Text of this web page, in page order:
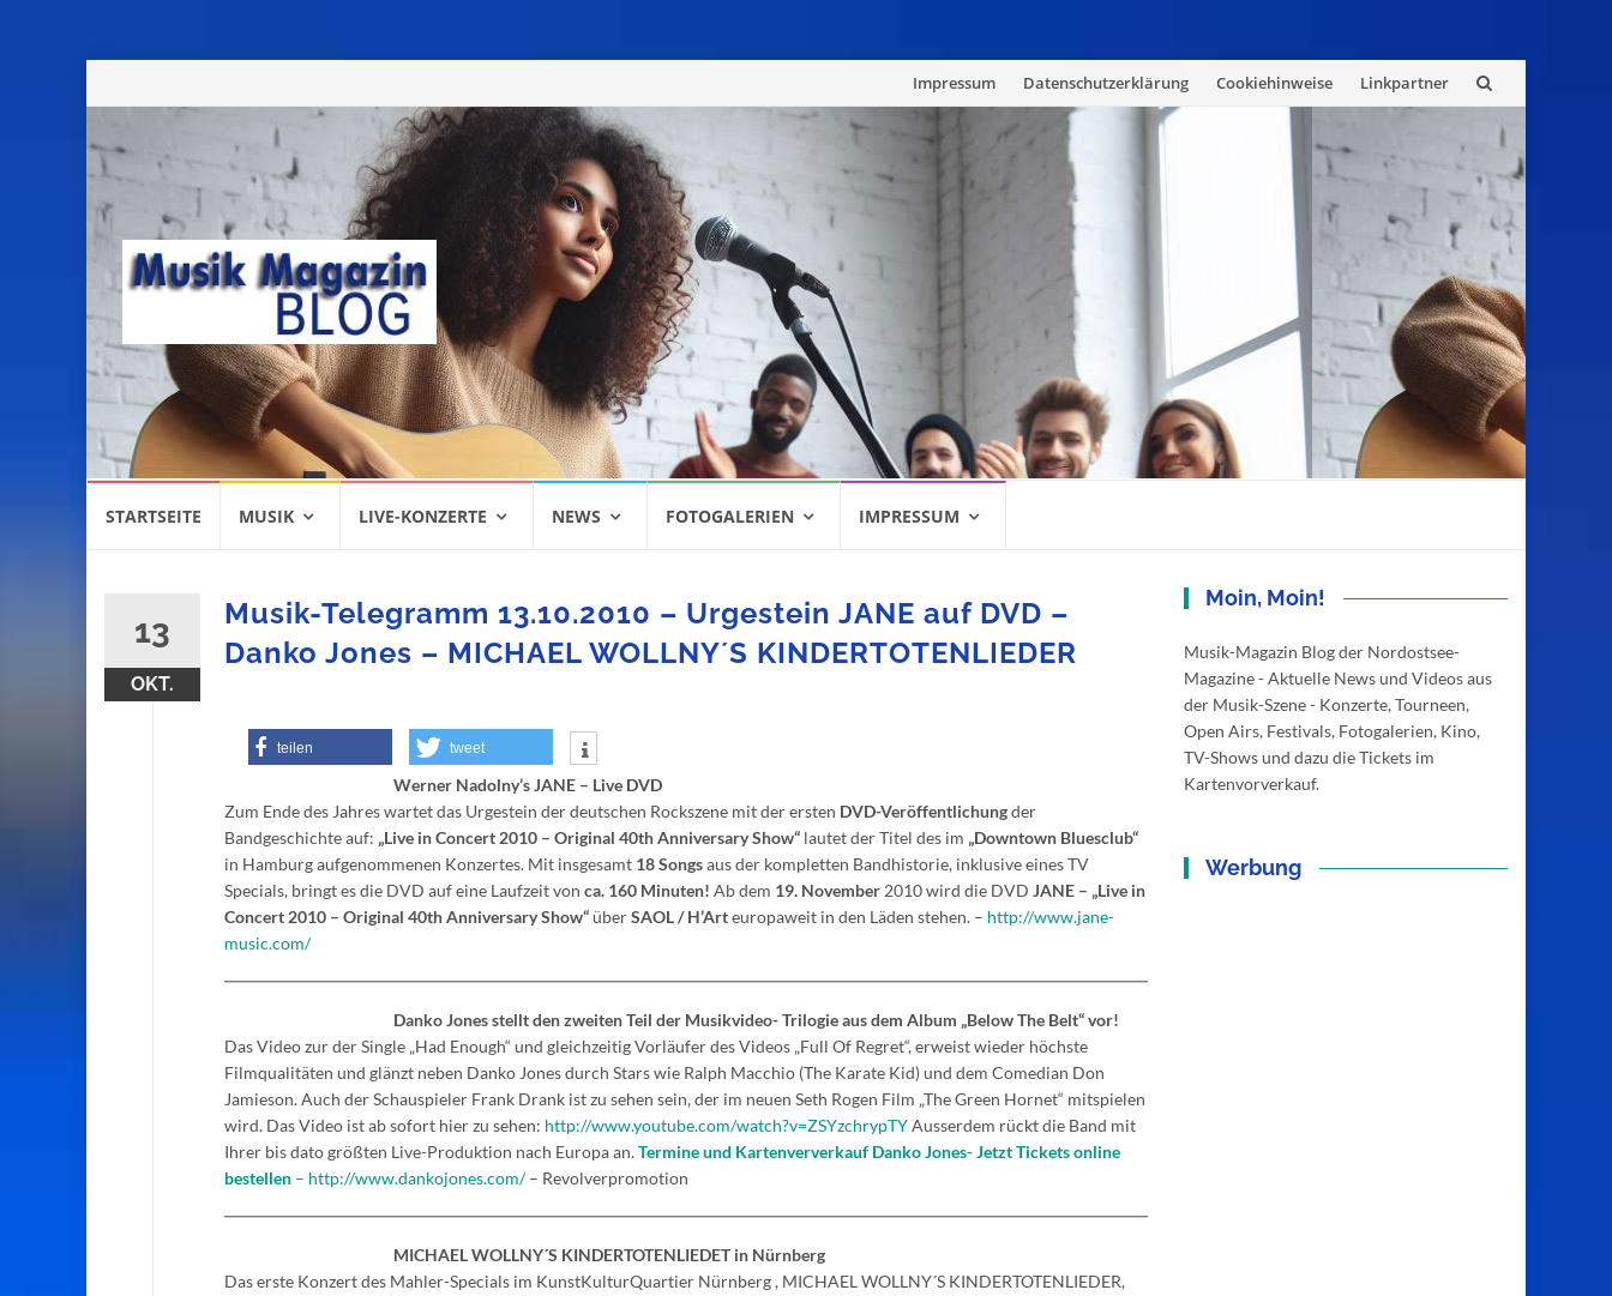
Skip
Impressum Datenschutzerklärung Cookiehinweise Linkpartner
STARTSEITE MUSIK LIVE-KONZERTE NEWS FOTOGALERIEN IMPRESSUM
13
OKT.
Musik-Telegramm 13.10.2010 – Urgestein JANE auf DVD –
Danko Jones – MICHAEL WOLLNY´S KINDERTOTENLIEDER
teilen tweet
Werner Nadolny’s JANE – Live DVD
Zum Ende des Jahres wartet das Urgestein der deutschen Rockszene mit der ersten DVD-Veröffentlichungder
Bandgeschichte auf: „Live in Concert 2010 – Original 40th Anniversary Show“ lautet der Titel des im „Downtown Bluesclub“
in Hamburg aufgenommenen Konzertes. Mit insgesamt 18 Songsaus der kompletten Bandhistorie, inklusive eines TV
Specials, bringt es die DVD auf eine Laufzeit von ca. 160 Minuten! Ab dem 19. November 2010 wird die DVD JANE – „Live in
Concert 2010 – Original 40th Anniversary Show“überSAOL / H’Arteuropaweit in den Läden stehen. – http://www.jane-
music.com/
Danko Jones stellt den zweiten Teil der Musikvideo- Trilogie aus dem Album „Below The Belt“ vor!
Das Video zur der Single „Had Enough“ und gleichzeitig Vorläufer des Videos „Full Of Regret“, erweist wieder höchste
Filmqualitäten und glänzt neben Danko Jones durch Stars wie Ralph Macchio (The Karate Kid) und dem Comedian Don
Jamieson. Auch der Schauspieler Frank Drank ist zu sehen sein, der im neuen Seth Rogen Film „The Green Hornet“ mitspielen
wird. Das Video ist ab sofort hier zu sehen: http://www.youtube.com/watch?v=ZSYzchrypTYAusserdem rückt die Band mit
Ihrer bis dato größten Live-Produktion nach Europa an.Termine und Kartenververkauf Danko Jones- Jetzt Tickets online
bestellen – http://www.dankojones.com/– Revolverpromotion
MICHAEL WOLLNY´S KINDERTOTENLIEDET in Nürnberg
Das erste Konzert des Mahler-Specials im KunstKulturQuartier Nürnberg , MICHAEL WOLLNY´S KINDERTOTENLIEDER,
Moin, Moin!
Musik-Magazin Blog der Nordostsee-
Magazine - Aktuelle News und Videos aus
der Musik-Szene - Konzerte, Tourneen,
Open Airs, Festivals, Fotogalerien, Kino,
TV-Shows und dazu die Tickets im
Kartenvorverkauf.
Werbung